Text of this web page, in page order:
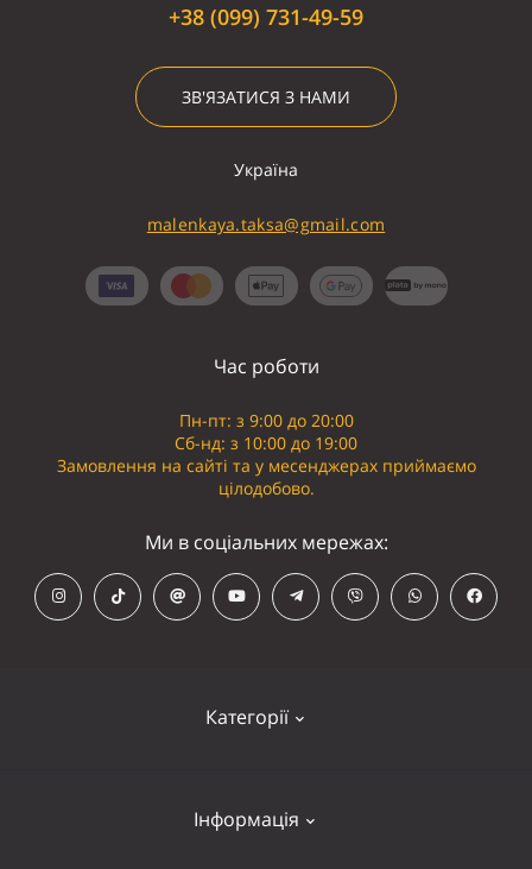
+38 (099) 731-49-59
ЗВ'ЯЗАТИСЯ З НАМИ
Україна
malenkaya.taksa@gmail.com
Категорії
Інформація
Час роботи
Пн-пт: з 9:00 до 20:00
Сб-нд: з 10:00 до 19:00
Замовлення на сайті та у месенджерах приймаємо
цілодобово.
Ми в соціальних мережах: